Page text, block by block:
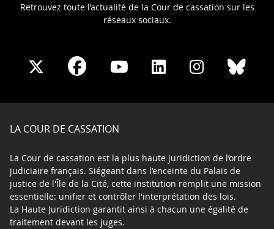
Retrouvez toute l’actualité de la Cour de cassation sur les
réseaux sociaux.
Share
X
Share
Facebook
Share
Youtube
Share
LinkedIn
Share
Instagram
LA COUR DE CASSATION
La Cour de cassation est la plus haute juridiction de l’ordre
judiciaire français. Siégeant dans l’enceinte du Palais de
justice de l'Île de la Cité, cette institution remplit une mission
essentielle: unifier et contrôler l'interprétation des lois.
La Haute Juridiction garantit ainsi à chacun une égalité de
traitement devant les juges.